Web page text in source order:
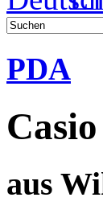
PDA
aus